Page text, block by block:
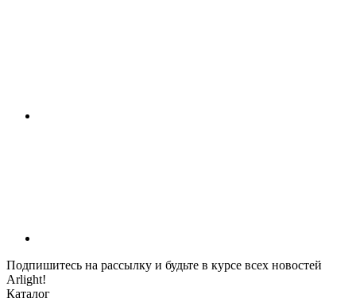
Подпишитесь на рассылку и будьте в курсе всех новостей
Arlight!
Каталог